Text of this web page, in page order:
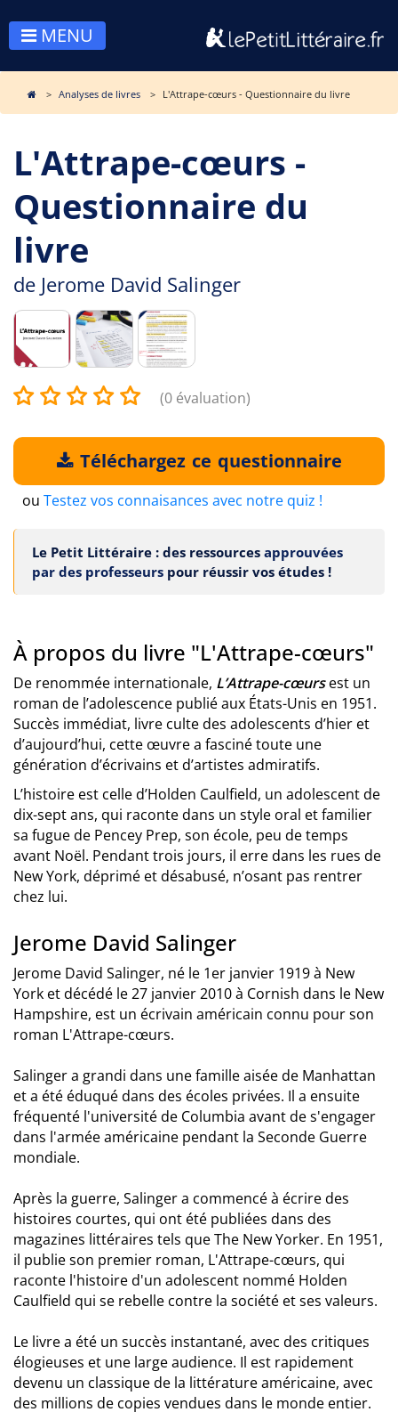
MENU
Analyses de livres L'Attrape-cœurs - Questionnaire du livre
L'Attrape-cœurs -
Questionnaire du
livre
de Jerome David Salinger
(0 évaluation)
Téléchargez ce questionnaire
ou Testez vos connaisances avec notre quiz !
Le Petit Littéraire : des ressources approuvées
par des professeurs pour réussir vos études !
À propos du livre "L'Attrape-cœurs"
De renommée internationale, L’Attrape-cœursest un
roman de l’adolescence publié aux États-Unis en 1951.
Succès immédiat, livre culte des adolescents d’hier et
d’aujourd’hui, cette œuvre a fasciné toute une
génération d’écrivains et d’artistes admiratifs.
L’histoire est celle d’Holden Caulfield, un adolescent de
dix-sept ans, qui raconte dans un style oral et familier
sa fugue de Pencey Prep, son école, peu de temps
avant Noël. Pendant trois jours, il erre dans les rues de
New York, déprimé et désabusé, n’osant pas rentrer
chez lui.
Jerome David Salinger
Jerome David Salinger, né le 1er janvier 1919 à New
York et décédé le 27 janvier 2010 à Cornish dans le New
Hampshire, est un écrivain américain connu pour son
roman L'Attrape-cœurs.
Salinger a grandi dans une famille aisée de Manhattan
et a été éduqué dans des écoles privées. Il a ensuite
fréquenté l'université de Columbia avant de s'engager
dans l'armée américaine pendant la Seconde Guerre
mondiale.
Après la guerre, Salinger a commencé à écrire des
histoires courtes, qui ont été publiées dans des
magazines littéraires tels que The New Yorker. En 1951,
il publie son premier roman, L'Attrape-cœurs, qui
raconte l'histoire d'un adolescent nommé Holden
Caulfield qui se rebelle contre la société et ses valeurs.
Le livre a été un succès instantané, avec des critiques
élogieuses et une large audience. Il est rapidement
devenu un classique de la littérature américaine, avec
des millions de copies vendues dans le monde entier.